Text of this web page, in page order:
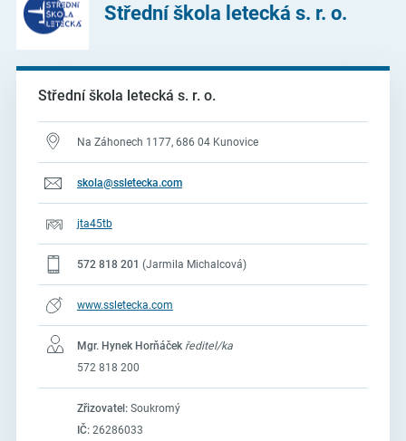
Střední škola letecká s. r. o.
Střední škola letecká s. r. o.
Na Záhonech 1177, 686 04 Kunovice
skola@ssletecka.com
jta45tb
572 818 201 (Jarmila Michalcová)
www.ssletecka.com
Mgr. Hynek Horňáček ředitel/ka
572 818 200
Zřizovatel:Soukromý
IČ:26286033